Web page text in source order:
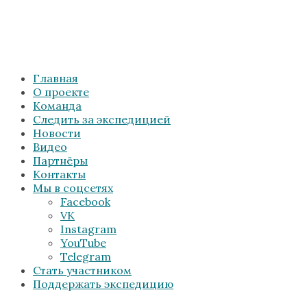
Главная
О проекте
Команда
Следить за экспедицией
Новости
Видео
Партнёры
Контакты
Мы в соцсетях
Facebook
VK
Instagram
YouTube
Telegram
Стать участником
Поддержать экспедицию